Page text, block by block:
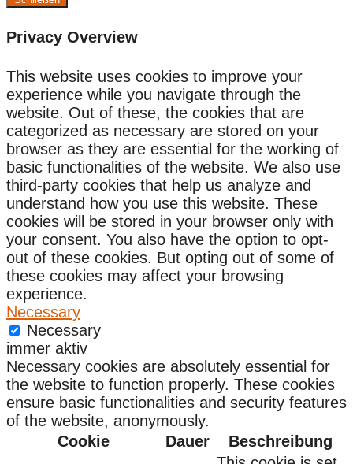
Privacy Overview
This website uses cookies to improve your
experience while you navigate through the
website. Out of these, the cookies that are
categorized as necessary are stored on your
browser as they are essential for the working of
basic functionalities of the website. We also use
third-party cookies that help us analyze and
understand how you use this website. These
cookies will be stored in your browser only with
your consent. You also have the option to opt-
out of these cookies. But opting out of some of
these cookies may affect your browsing
experience.
Necessary
Necessary
immer aktiv
Necessary cookies are absolutely essential for
the website to function properly. These cookies
ensure basic functionalities and security features
of the website, anonymously.
Cookie
Dauer Beschreibung